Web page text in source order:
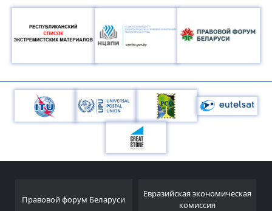
Правовой форум Беларуси
Евразийская экономическая
комиссия